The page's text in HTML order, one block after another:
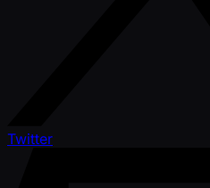
Twitter